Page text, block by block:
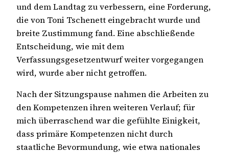
und dem Landtag zu verbessern, eine Forderung,
die von Toni Tschenett eingebracht wurde und
breite Zustimmung fand. Eine abschließende
Entscheidung, wie mit dem
Verfassungsgesetzentwurf weiter vorgegangen
wird, wurde aber nicht getroffen.
Nach der Sitzungspause nahmen die Arbeiten zu
den Kompetenzen ihren weiteren Verlauf; für
mich überraschend war die gefühlte Einigkeit,
dass primäre Kompetenzen nicht durch
staatliche Bevormundung, wie etwa nationales